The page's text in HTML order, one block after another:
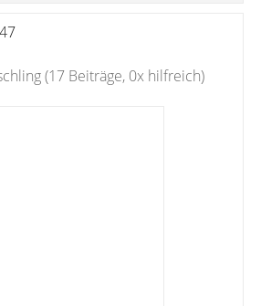
(17 Beiträge, 0x hilfreich)